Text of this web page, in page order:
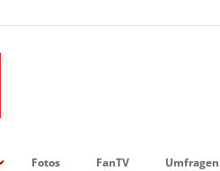
Fotos FanTV Umfragen